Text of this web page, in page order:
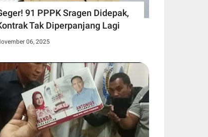
91 PPPK Sragen Didepak,
Tak Diperpanjang Lagi
06, 2025